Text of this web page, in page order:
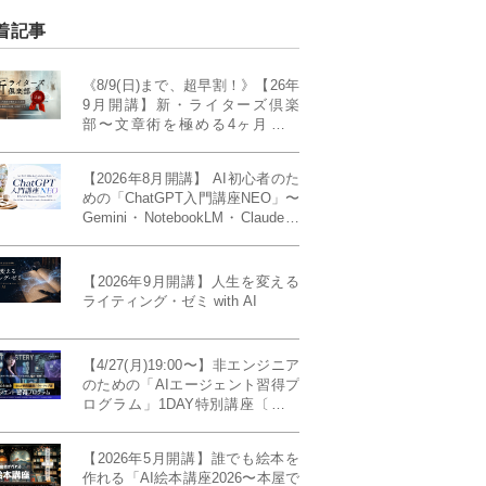
記事
《8/9(日)まで、超早割！》【26年
9月開講】新・ライターズ倶楽
部〜文章術を極める4ヶ月講義
【2026年8月開講】 AI初心者のた
めの「ChatGPT入門講座NEO」〜
Gemini・NotebookLM・Claudeま
座〕
【2026年9月開講】人生を変える
ライティング・ゼミ with AI
【4/27(月)19:00〜】非エンジニア
のための「AIエージェント習得プ
ログラム」1DAY特別講座〔パワ
【2026年5月開講】誰でも絵本を
作れる「AI絵本講座2026〜本屋で